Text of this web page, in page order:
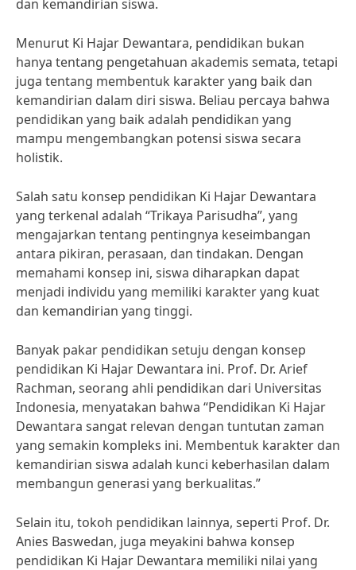
dan kemandirian siswa.
Menurut Ki Hajar Dewantara, pendidikan bukan
hanya tentang pengetahuan akademis semata, tetapi
juga tentang membentuk karakter yang baik dan
kemandirian dalam diri siswa. Beliau percaya bahwa
pendidikan yang baik adalah pendidikan yang
mampu mengembangkan potensi siswa secara
holistik.
Salah satu konsep pendidikan Ki Hajar Dewantara
yang terkenal adalah “Trikaya Parisudha”, yang
mengajarkan tentang pentingnya keseimbangan
antara pikiran, perasaan, dan tindakan. Dengan
memahami konsep ini, siswa diharapkan dapat
menjadi individu yang memiliki karakter yang kuat
dan kemandirian yang tinggi.
Banyak pakar pendidikan setuju dengan konsep
pendidikan Ki Hajar Dewantara ini. Prof. Dr. Arief
Rachman, seorang ahli pendidikan dari Universitas
Indonesia, menyatakan bahwa “Pendidikan Ki Hajar
Dewantara sangat relevan dengan tuntutan zaman
yang semakin kompleks ini. Membentuk karakter dan
kemandirian siswa adalah kunci keberhasilan dalam
membangun generasi yang berkualitas.”
Selain itu, tokoh pendidikan lainnya, seperti Prof. Dr.
Anies Baswedan, juga meyakini bahwa konsep
pendidikan Ki Hajar Dewantara memiliki nilai yang